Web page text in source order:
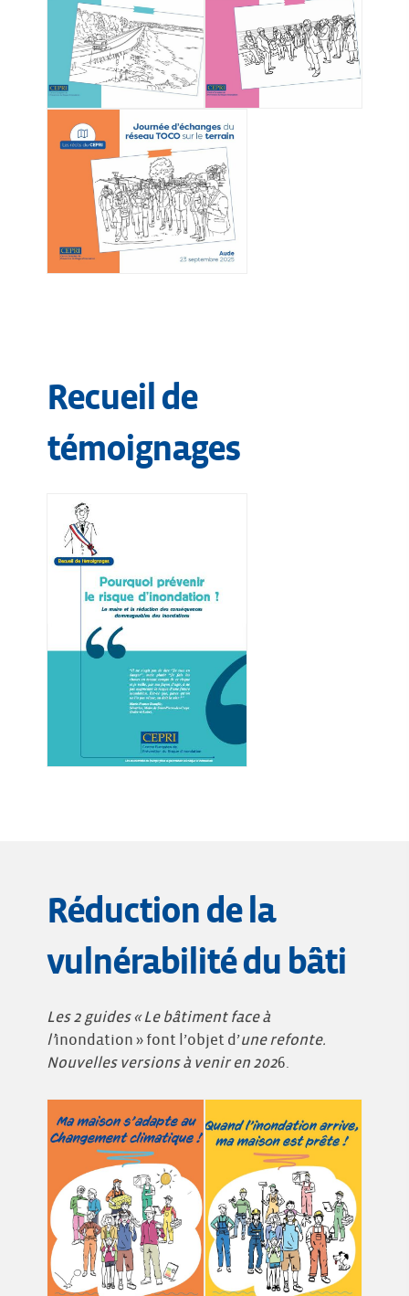
Recueil de
témoignages
Réduction de la
vulnérabilité du bâti
Les 2 guides « Le bâtiment face à
l’inondation » font l’objet d’une refonte.
Nouvelles versions à venir en 2026.